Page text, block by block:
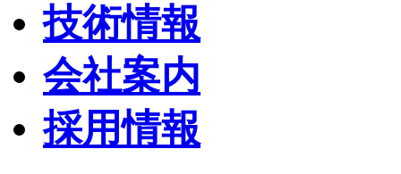
技術情報
会社案内
採用情報